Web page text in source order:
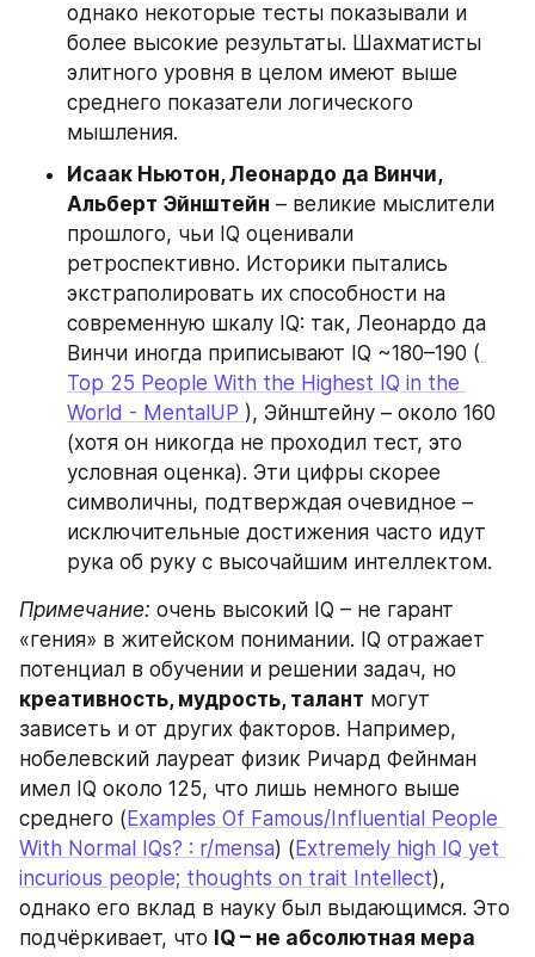
однако некоторые тесты показывали и
более высокие результаты. Шахматисты
элитного уровня в целом имеют выше
среднего показатели логического
мышления.
Исаак Ньютон, Леонардо да Винчи,
Альберт Эйнштейн – великие мыслители
прошлого, чьи IQ оценивали
ретроспективно. Историки пытались
экстраполировать их способности на
современную шкалу IQ: так, Леонардо да
Винчи иногда приписывают IQ ~180–190 (
Top 25 People With the Highest IQ in the
World - MentalUP ), Эйнштейну – около 160
(хотя он никогда не проходил тест, это
условная оценка). Эти цифры скорее
символичны, подтверждая очевидное –
исключительные достижения часто идут
рука об руку с высочайшим интеллектом.
Примечание: очень высокий IQ – не гарант
«гения» в житейском понимании. IQ отражает
креативность, мудрость, талант могут
зависеть и от других факторов. Например,
нобелевский лауреат физик Ричард Фейнман
имел IQ около 125, что лишь немного выше
среднего ( Examples Of Famous/Influential People
With Normal IQs? : r/mensa) ( Extremely high IQ yet
incurious people; thoughts on trait Intellect),
однако его вклад в науку был выдающимся. Это
подчёркивает, что IQ – не абсолютная мера